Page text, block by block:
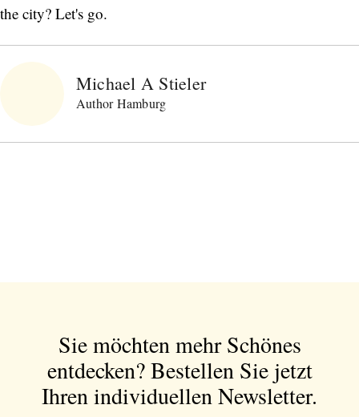
the city? Let's go.
Michael A Stieler
Author Hamburg
Sie möchten mehr Schönes
entdecken?Bestellen Sie jetzt
Ihren individuellen Newsletter.